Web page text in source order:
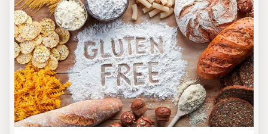
Update Gluten
Online-Schulung
In dieser Online-Schulung werden die Themen
Zöliakie und glutenfreie Ernährung erläutert.
Sie erhalten Hintergrundwissen und wir geben
Ihnen hilfreiche Tipps für die Praxis.